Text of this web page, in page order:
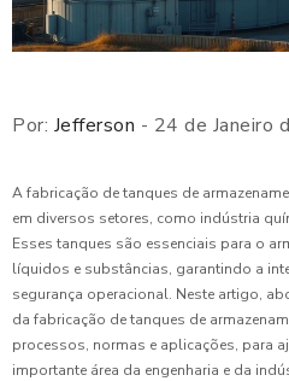
Por: Jefferson - 24 de Janeiro
A fabricação de tanques de
em diversos setores, como indústria
Esses tanques são essenciais para o
líquidos e substâncias, garantindo a
segurança operacional. Neste artigo,
da fabricação de tanques de
processos, normas e aplicações, para
importante área da engenharia e da